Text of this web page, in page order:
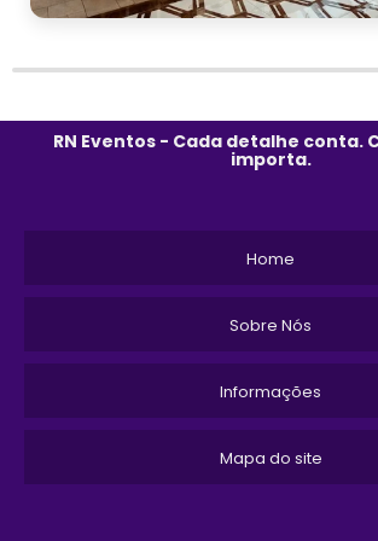
RN Eventos - Cada detalhe conta.
importa.
Home
Sobre Nós
Informações
Mapa do site